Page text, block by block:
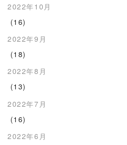
2022年10月
(16)
2022年9月
(18)
2022年8月
(13)
2022年7月
(16)
2022年6月